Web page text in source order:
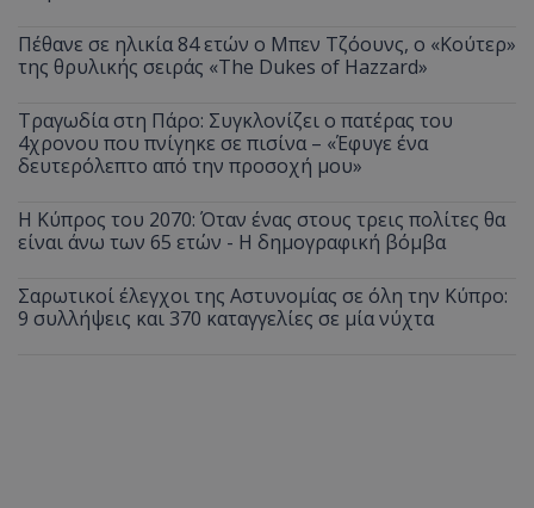
Πέθανε σε ηλικία 84 ετών ο Μπεν Τζόουνς, ο «Κούτερ»
της θρυλικής σειράς «The Dukes of Hazzard»
Τραγωδία στη Πάρο: Συγκλονίζει ο πατέρας του
4χρονου που πνίγηκε σε πισίνα – «Έφυγε ένα
δευτερόλεπτο από την προσοχή μου»
Η Κύπρος του 2070: Όταν ένας στους τρεις πολίτες θα
είναι άνω των 65 ετών - Η δημογραφική βόμβα
Σαρωτικοί έλεγχοι της Αστυνομίας σε όλη την Κύπρο:
9 συλλήψεις και 370 καταγγελίες σε μία νύχτα